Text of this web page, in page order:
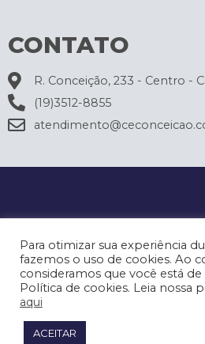
CONTATO
R. Conceição, 233 - Centro -
(19)3512-8855
Para otimizar sua experiência
fazemos o uso de cookies. Ao
consideramos que você está
Política de cookies. Leia nossa
aqui
ACEITAR